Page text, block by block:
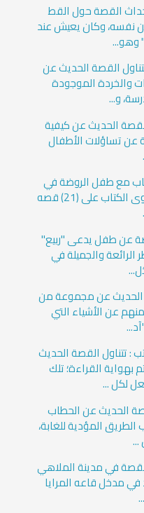
القصة حول القط
نفسه، وكان يعيش عند
وهو...
القصة الحديث عن
والخردة الموجودة
و...
الحديث عن كيفية
عن تساؤلات الأطفال
مع طفل الروضة في
عالم الخيال الذي يحبه، فقد احتوى الكتاب على (21) قصه
عن طفل يدعى "ربيع"
والجميلة في
الحديث عن مجموعة من
عن الأشياء التي
: تتناول القصة الحديث
القراءة؛ تلك
لكل ...
الحديث عن الحطاب
المؤدية للغابة،
في مدينة الملاهي
في مدخل قاعه المرايا